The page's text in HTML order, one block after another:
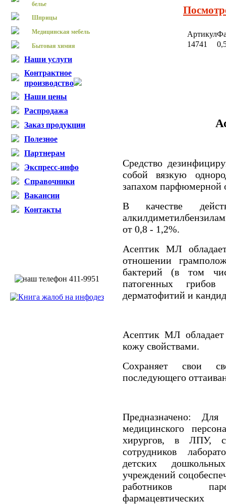
белье
Шприцы
Медицинская мебель
Бытовая химия
Наши услуги
Контрактное
производство
Наши цены
Распродажа
Заказ продукции
Полезное
Партнерам
Экспресс-инфо
Справочники
Вакансии
Контакты
Артикул
14741
Средство
собой вязкую
запахом парфюмерной
В качестве
от 0,8 - 1,2%.
Асептик МЛ
отношении
бактерий (в том
патогенных
дерматофитийи
Асептик МЛ
кожу свойствами.
Сохраняет свои
последующего
Предназначено: Для
медицинского
хирургов, в ЛПУ,
сотрудников
детских
учреждений
работников